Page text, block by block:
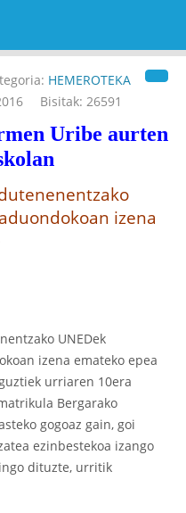
HEMEROTEKA
Bisitak: 26591
Uribe aurten
izena
UNEDek
izena emateko epea
urriaren 10era
Bergarako
gogoaz gain, goi
ezinbestekoa izango
dituzte, urritik